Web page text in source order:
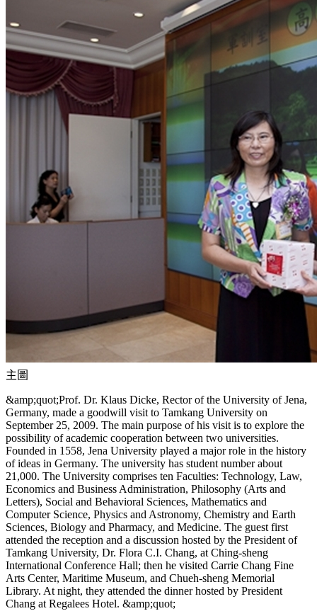
主圖
&amp;quot;Prof. Dr. Klaus Dicke, Rector of the University of Jena,
Germany, made a goodwill visit to Tamkang University on
September 25, 2009. The main purpose of his visit is to explore the
possibility of academic cooperation between two universities.
Founded in 1558, Jena University played a major role in the history
of ideas in Germany. The university has student number about
21,000. The University comprises ten Faculties: Technology, Law,
Economics and Business Administration, Philosophy (Arts and
Letters), Social and Behavioral Sciences, Mathematics and
Computer Science, Physics and Astronomy, Chemistry and Earth
Sciences, Biology and Pharmacy, and Medicine. The guest first
attended the reception and a discussion hosted by the President of
Tamkang University, Dr. Flora C.I. Chang, at Ching-sheng
International Conference Hall; then he visited Carrie Chang Fine
Arts Center, Maritime Museum, and Chueh-sheng Memorial
Library. At night, they attended the dinner hosted by President
Chang at Regalees Hotel. &amp;quot;